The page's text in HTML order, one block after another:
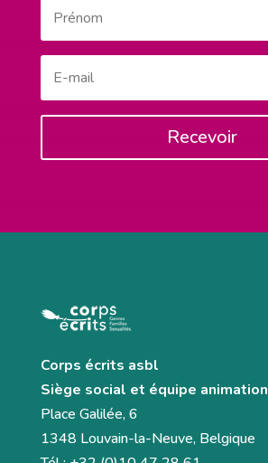
Recevoir
Corps écrits asbl
Siège social et équipe animation
Place Galilée, 6
1348 Louvain-la-Neuve, Belgique